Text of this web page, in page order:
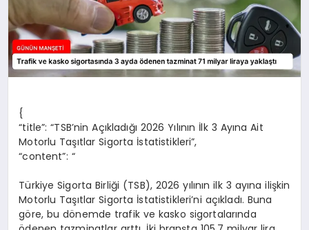
GEZI & SEYAHAT
OYUN
{
“title”: “TSB’nin Açıkladığı 2026 Yılının İlk 3 Ayına Ait
Motorlu Taşıtlar Sigorta İstatistikleri”,
“content”: “
Türkiye Sigorta Birliği (TSB), 2026 yılının ilk 3 ayına ilişkin
Motorlu Taşıtlar Sigorta İstatistikleri’ni açıkladı. Buna
göre, bu dönemde trafik ve kasko sigortalarında